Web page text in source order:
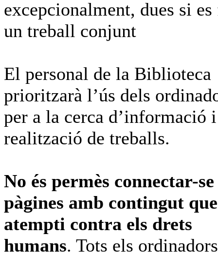
excepcionalment, dues si es
un treball conjunt
El personal de la Biblioteca
prioritzarà l’ús dels
per a la cerca d’informació i
realització de treballs.
No és permès connectar-se
pàgines amb contingut que
atempti contra els drets
humans. Tots els ordinadors